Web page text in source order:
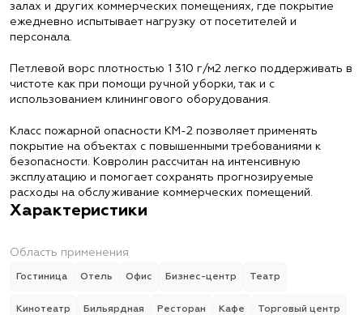
залах и других коммерческих помещениях, где покрытие
ежедневно испытывает нагрузку от посетителей и
персонала.
Петлевой ворс плотностью 1 310 г/м2 легко поддерживать в
чистоте как при помощи ручной уборки, так и с
использованием клинингового оборудования.
Класс пожарной опасности КМ-2 позволяет применять
покрытие на объектах с повышенными требованиями к
безопасности. Ковролин рассчитан на интенсивную
эксплуатацию и помогает сохранять прогнозируемые
расходы на обслуживание коммерческих помещений.
Характеристики
Область применения
Гостиница Отель Офис Бизнес-центр Театр
Кинотеатр Бильярдная Ресторан Кафе Торговый центр